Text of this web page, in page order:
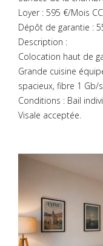
Loyer : 595 €/Mois CC
Dépôt de garantie :
Description :
Colocation haut de
Grande cuisine
spacieux, fibre 1 Gb/
Conditions : Bail
Visale acceptée.